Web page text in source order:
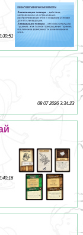
08 07 2026 3:34:23